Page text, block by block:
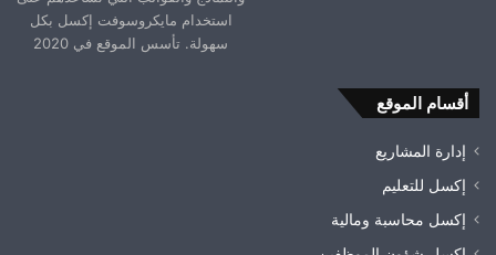
استخدام مايكروسوفت إكسل بكل
سهولة. تأسس الموقع في 2020
أقسام الموقع
إدارة المشاريع
إكسل للتعليم
إكسل محاسبة ومالية